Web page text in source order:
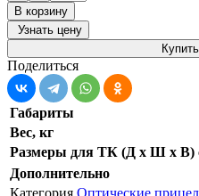
В корзину
Узнать цену
Поделиться
Габариты
Вес, кг
Размеры для ТК (Д х Ш х В)
Дополнительно
Категория Оптические